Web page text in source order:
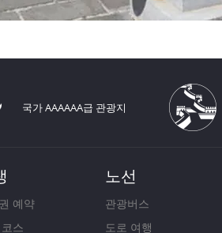
국가 AAAAAA급 관광지
예약
스
노선
관광버스
도로 여행